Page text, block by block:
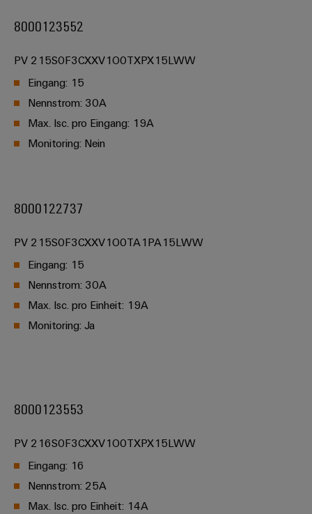
8000123552
PV 215S0F3CXXV1O0TXPX15LWW
Eingang: 15
Nennstrom: 30A
Max. Isc. pro Eingang: 19A
Monitoring: Nein
8000122737
PV 215S0F3CXXV1O0TA1PA15LWW
Eingang: 15
Nennstrom: 30A
Max. Isc. pro Einheit: 19A
Monitoring: Ja
8000123553
PV 216S0F3CXXV1O0TXPX15LWW
Eingang: 16
Nennstrom: 25A
Max. Isc. pro Einheit: 14A